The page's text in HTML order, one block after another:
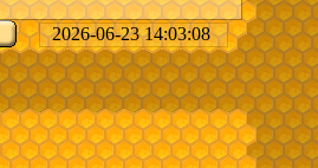
2026-06-23 14:03:08